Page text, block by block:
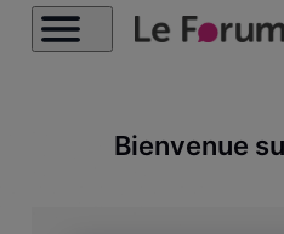
Bienvenue